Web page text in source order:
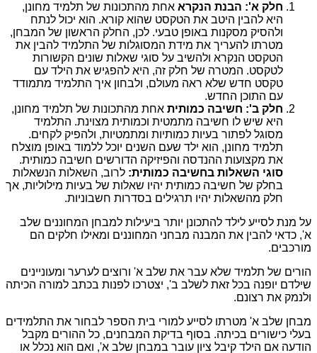
חלק א': הבנת הנקרא אחת מהתכונות של תלמיד מחונן,
היא להבין היטב את הטקסט שהוא קורא. הוא יכול לנתח
ולהסיק מסקנות באופן טבעי. לכן, החלק הראשון של המבחן,
מטרתו להעריך את מידת המסוגלות של התלמיד להבין את
הטקסט הנקרא ולהשיב על סוגי שאלות שונים הקשורות
לטקסט. המטרה של חלק זה, היא להפגיש את הילד עם
טקסט חדש שלא ראה מעולם, ולבחון איך התלמיד מתמודד
עם התוכן החדש.
חלק ב': חשיבה כמותית אחת מהתכונות של תלמיד מחונן,
היא שיש לו חשיבה מתמטית וכמותית מצוינת. התלמיד
מסוגל לפתור בעיות כמותיות ומתמטיות, ולהפיק לקחים.
תלמיד מחונן, הוא ילד שעם השנים יוכל ללמוד באופן מוצלח
את מקצועות ההנדסה והפיזיקה הדורשים חשיבה כמותית.
סוגי השאלות בחשיבה כמותית: לרוב, השאלות הנשאלות
בחלק של חשיבה כמותית יהיו שאלות של בעיות מילוליות, אך
חלק מהשאלות יהיו תרגילים בסדרות חשבוניות.
על מנת לסייע לילד להתכונן יותר ביעילות למבחן המחוננים שלב
א', כדאי להבין את המבנה מבחני המחוננים ומאילו חלקים הם
מורכבים.
הורים של תלמיד שלא עבר את שלב א' ורוצים לערער ומעוניינים
שילדם יופנה בכל זאת לשלב ב', יצטרכו לפנות בכתב למורה הכיתה
ולנמק את רצונם.
מבחן שלב א' מטרתו לסייע למורי בית הספר לבחור את התלמידים
בעלי כישורים בכיתה. בסוף בדיקת המבחנים, כל ההורים מקבל
הודעה אם הילד קיבל ציון עובר במבחן שלב א', ואם הוא נכלל או